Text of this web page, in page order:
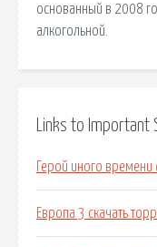
основанный в 2008
алкогольной.
Links to Important
Герой иного времени
Европа 3 скачать